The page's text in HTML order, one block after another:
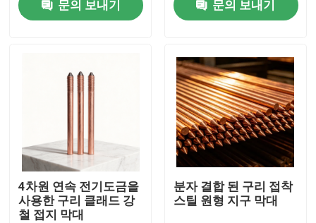
홈
회사 소개
공장 투어
문의 보내기
문의 보내기
4차원 연속 전기도금을
사용한 구리 클래드 강
철 접지 막대
분자 결합 된 구리 접착
스틸 원형 지구 막대